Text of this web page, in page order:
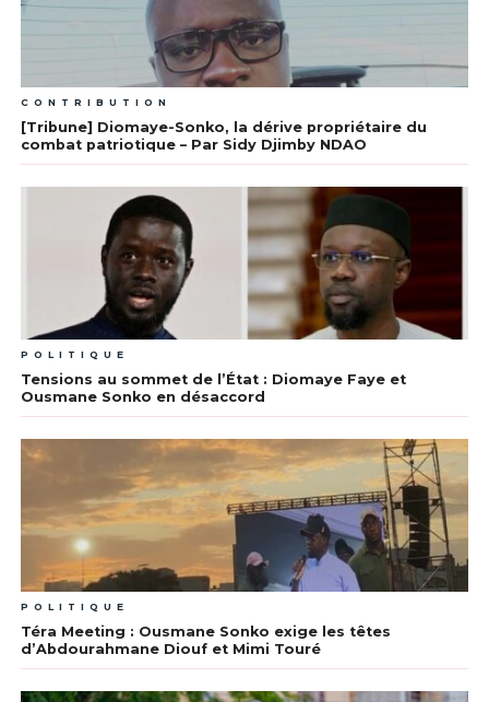
CONTRIBUTION
[Tribune] Diomaye-Sonko, la dérive propriétaire du
combat patriotique – Par Sidy Djimby NDAO
POLITIQUE
Tensions au sommet de l’État : Diomaye Faye et
Ousmane Sonko en désaccord
POLITIQUE
Téra Meeting : Ousmane Sonko exige les têtes
d’Abdourahmane Diouf et Mimi Touré